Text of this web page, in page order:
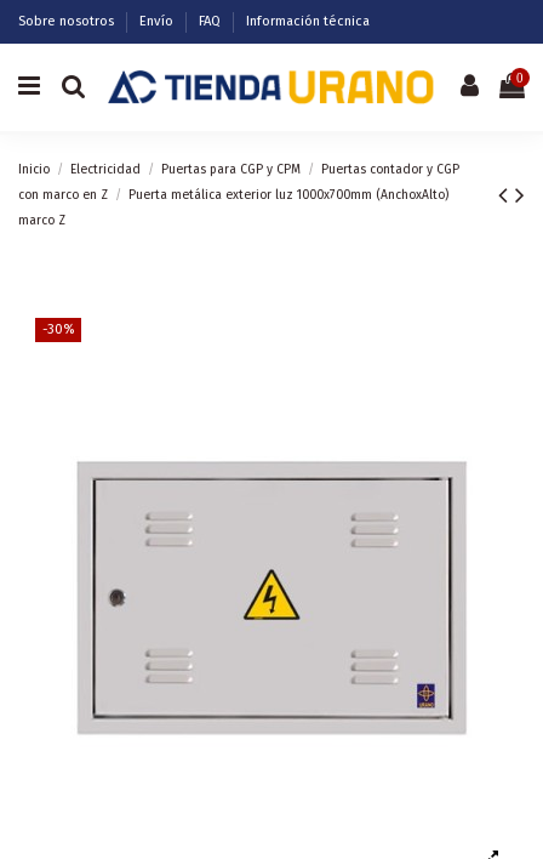
Sobre nosotros Envío FAQ Información técnica
0
Inicio Electricidad Puertas para CGP y CPM
Puertas contador y CGP
con marco en Z
Puerta metálica exterior luz 1000x700mm (AnchoxAlto)
marco Z
-30%